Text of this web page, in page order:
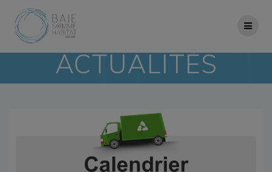
ACTUALITÉS